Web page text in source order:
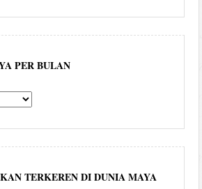
PER BULAN
TERKEREN DI DUNIA MAYA